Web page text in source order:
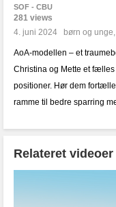
SOF - CBU
281 views
4. juni 2024
børn og unge,
AoA-modellen – et
Christina og Mette et
positioner. Hør dem
ramme til bedre sparring
Relateret videoer